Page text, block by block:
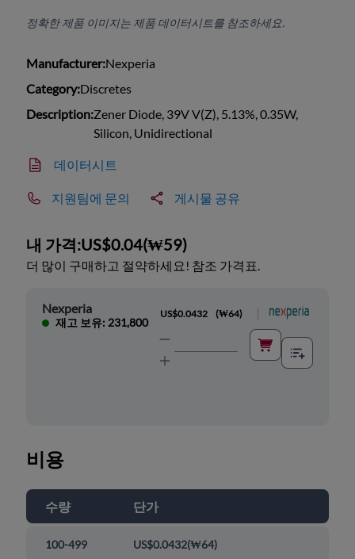
정확한 제품 이미지는 제품 데이터시트를 참조하세요.
Manufacturer:Nexperia
Category:Discretes
Description:Zener Diode, 39V V(Z), 5.13%, 0.35W,
Silicon, Unidirectional
데이터시트
지원팀에 문의 게시물 공유
내 가격:US$0.04(₩59)
더 많이 구매하고 절약하세요! 참조 가격표.
Nexperia
재고 보유: 231,800
US$0.0432 (₩64)
비용
수량 단가
100-499 US$0.0432(₩64)